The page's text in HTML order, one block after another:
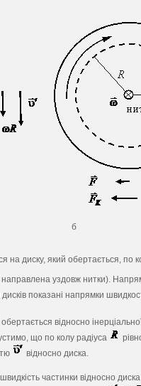
на диску, який обертається, по
уздовж нитки).
показані напрямки
відносно
що по колу радіуса
відносно диска.
частинки відносно